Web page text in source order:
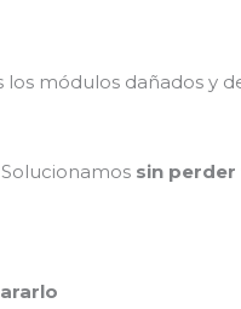
módulos dañados y
sin